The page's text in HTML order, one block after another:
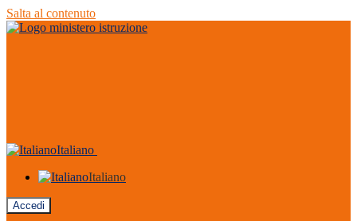
Salta al contenuto
Italiano
Italiano
Accedi